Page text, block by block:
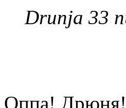
Drunja 33
Оппа! Дрюня!